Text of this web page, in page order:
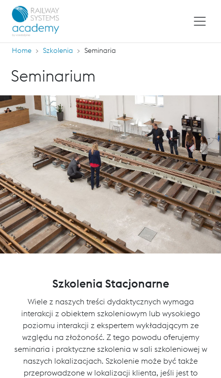
Home Szkolenia Seminaria
Seminarium
Szkolenia Stacjonarne
Wiele z naszych treści dydaktycznych wymaga
interakcji z obiektem szkoleniowym lub wysokiego
poziomu interakcji z ekspertem wykładającym ze
względu na złożoność. Z tego powodu oferujemy
seminaria i praktyczne szkolenia w sali szkoleniowej w
naszych lokalizacjach. Szkolenie może być także
przeprowadzone w lokalizacji klienta, jeśli jest to